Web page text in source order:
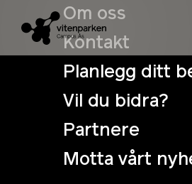
Om oss
Kontakt
Planlegg ditt
Vil du bidra?
Partnere
Motta vårt
Grønt liv
rød planet
digitalt